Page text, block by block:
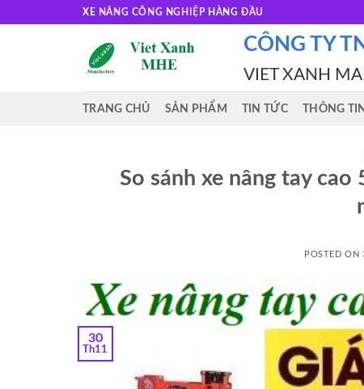
XE NÂNG CÔNG NGHIỆP HÀNG ĐẦU
CÔNG TY
VIET XANH
TRANG CHỦ SẢN PHẨM TIN TỨC THÔNG
So sánh xe nâng tay
POSTED ON
30
Th11